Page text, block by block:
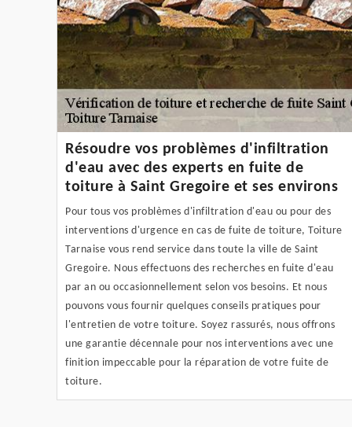
Résoudre vos problèmes d'infiltration
d'eau avec des experts en fuite de
toiture à Saint Gregoire et ses environs
Pour tous vos problèmes d'infiltration d'eau ou pour des
interventions d'urgence en cas de fuite de toiture, Toiture
Tarnaise vous rend service dans toute la ville de Saint
Gregoire. Nous effectuons des recherches en fuite d'eau
par an ou occasionnellement selon vos besoins. Et nous
pouvons vous fournir quelques conseils pratiques pour
l'entretien de votre toiture. Soyez rassurés, nous offrons
une garantie décennale pour nos interventions avec une
finition impeccable pour la réparation de votre fuite de
toiture.